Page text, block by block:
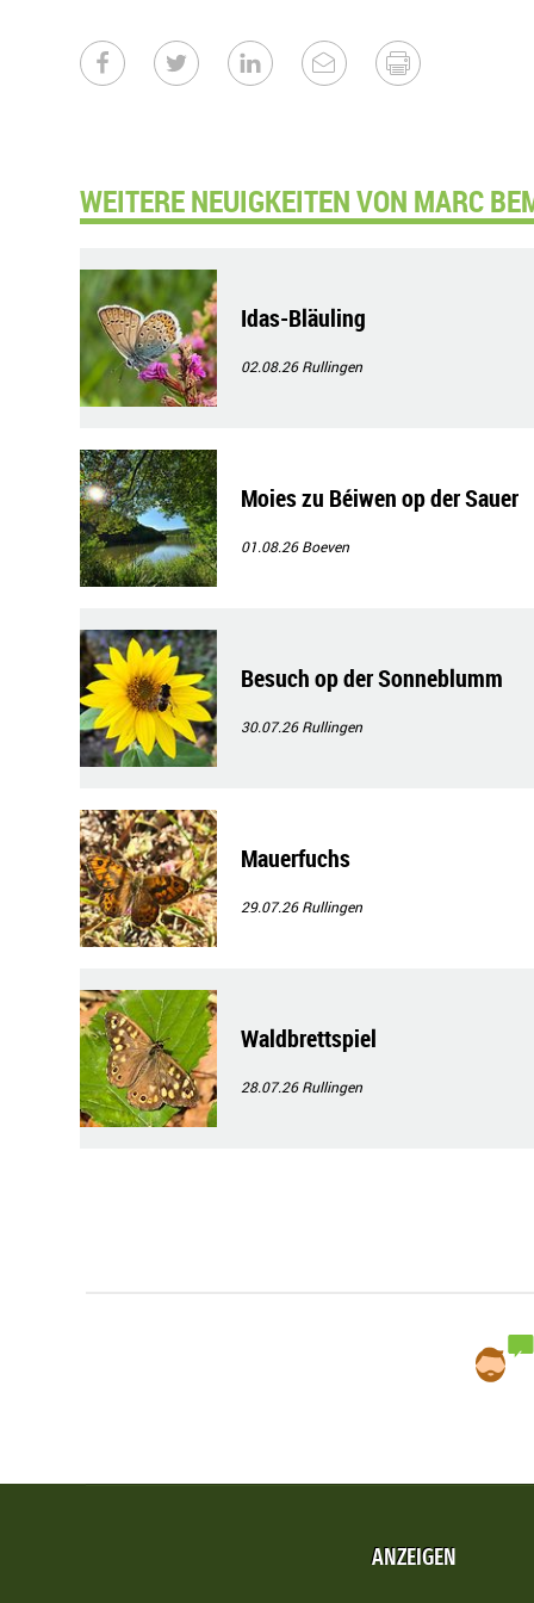
WEITERE NEUIGKEITEN VON MARC
Idas-Bläuling
02.08.26Rullingen
Moies zu Béiwen op der Sauer
01.08.26Boeven
Besuch op der Sonneblumm
30.07.26Rullingen
Mauerfuchs
29.07.26Rullingen
Waldbrettspiel
28.07.26Rullingen
ANZEIGEN